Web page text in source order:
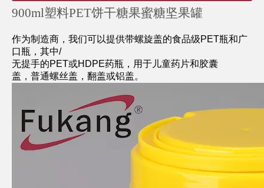
900ml塑料PET饼干糖果蜜糖坚果罐
作为制造商，我们可以提供带螺旋盖的食品级PET瓶和广
口瓶，其中/
无提手的PET或HDPE药瓶，用于儿童药片和胶囊
盖，普通螺丝盖，翻盖或铝盖。